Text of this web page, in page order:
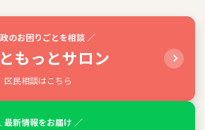
のお困りごとを相談 ／
もっとサロン
区民相談はこちら
最新情報をお届け ／